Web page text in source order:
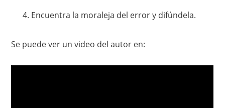
Encuentra la moraleja del error y difúndela.
Se puede ver un video del autor en: